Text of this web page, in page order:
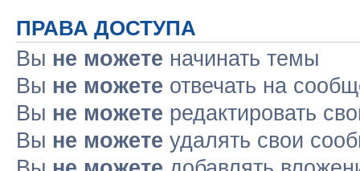
ПРАВА ДОСТУПА
Вы не можете начинать темы
Вы не можете отвечать на
Вы не можете редактировать
Вы не можете удалять свои